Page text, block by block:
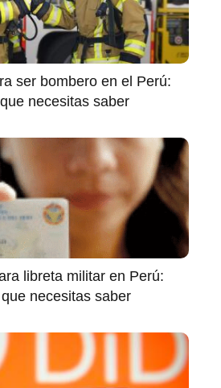
ser bombero en el Perú:
necesitas saber
libreta militar en Perú:
necesitas saber